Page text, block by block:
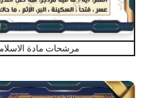
مرشحات مادة